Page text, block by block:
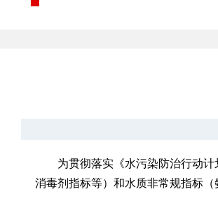
为贯彻落实《水污染防治行动
消毒剂指标等）和水质非常规指标（